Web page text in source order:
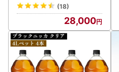
(18)
28,000